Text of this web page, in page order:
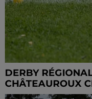
DERBY
CHÂTEAUROUX